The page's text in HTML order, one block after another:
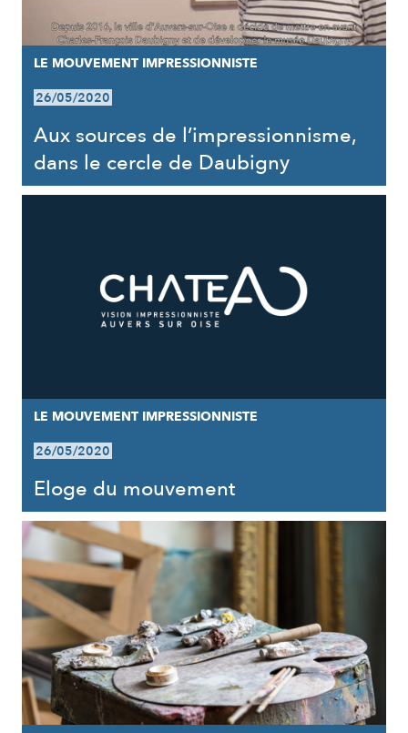
LE MOUVEMENT IMPRESSIONNISTE
26/05/2020
Aux sources de l’impressionnisme,
dans le cercle de Daubigny
LE MOUVEMENT IMPRESSIONNISTE
26/05/2020
Eloge du mouvement